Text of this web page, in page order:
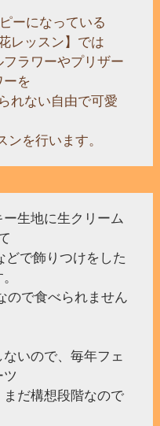
ーになっている
レッスン】では
ラワーやプリザー
ーを
れない自由で可愛
ンを行います。
生地に生クリーム
どで飾りつけをした
ので食べられません
いので、毎年フェ
ツ
だ構想段階なので